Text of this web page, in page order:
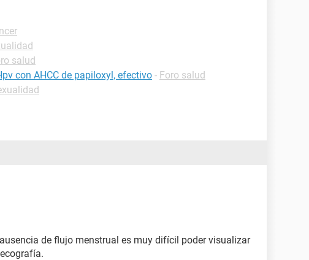
salud
con AHCC de papiloxyl, efectivo - Foro salud
de flujo menstrual es muy difícil poder visualizar